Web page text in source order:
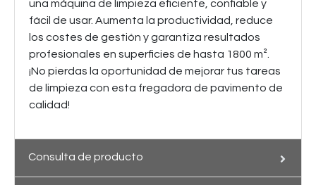
una máquina de limpieza eficiente, confiable y
fácil de usar. Aumenta la productividad, reduce
los costes de gestión y garantiza resultados
profesionales en superficies de hasta 1800 m².
¡No pierdas la oportunidad de mejorar tus tareas
de limpieza con esta fregadora de pavimento de
calidad!
Consulta de producto